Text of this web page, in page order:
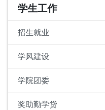
学生工作
招生就业
学风建设
学院团委
奖助勤学贷